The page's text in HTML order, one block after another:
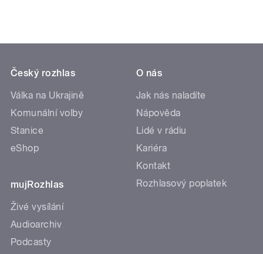
Český rozhlas
Válka na Ukrajině
Komunální volby
Stanice
eShop
mujRozhlas
Živé vysílání
Audioarchiv
Podcasty
O nás
Jak nás naladíte
Nápověda
Lidé v rádiu
Kariéra
Kontakt
Rozhlasový poplatek